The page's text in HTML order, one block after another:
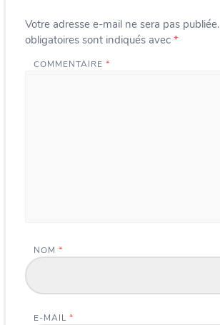
Votre adresse e-mail ne sera pas publiée.
obligatoires sont indiqués avec *
COMMENTAIRE *
NOM *
E-MAIL *